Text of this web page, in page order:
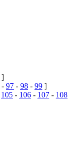
]
- 97 - 98 - 99 ]
105 - 106 - 107 - 108